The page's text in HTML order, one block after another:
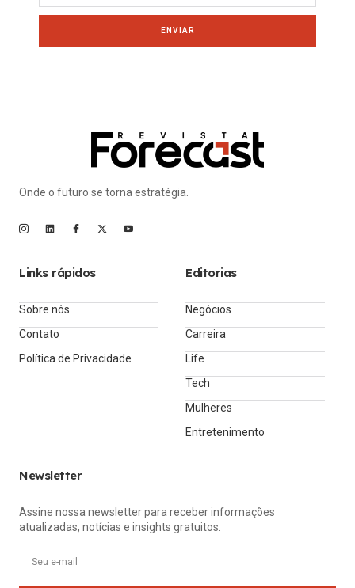
ENVIAR
Onde o futuro se torna estratégia.
Links rápidos
Sobre nós
Contato
Política de Privacidade
Editorias
Negócios
Carreira
Life
Tech
Mulheres
Entretenimento
Newsletter
Assine nossa newsletter para receber informações
atualizadas, notícias e insights gratuitos.